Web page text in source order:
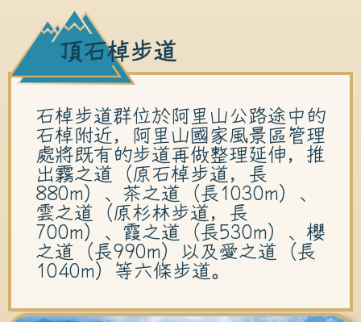
石棹步道群位於阿里山公路途中的
石棹附近，阿里山國家風景區管理
處將既有的步道再做整理延伸，推
出霧之道（原石棹步道，長
880m）、茶之道（長1030m）、
雲之道（原杉林步道，長
700m）、霞之道（長530m）、櫻
之道（長990m）以及愛之道（長
1040m）等六條步道。